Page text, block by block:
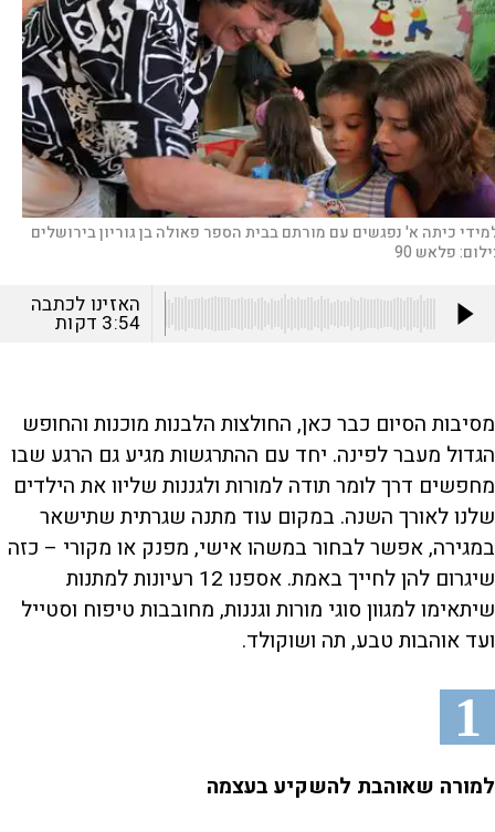
כיתה א' נפגשים עם מורתם בבית הספר פאולה בן גוריון בירושלים
פלאש 90
האזינו לכתבה
3:54 דקות
מסיבות הסיום כבר כאן, החולצות הלבנות מוכנות והחופש
הגדול מעבר לפינה. יחד עם ההתרגשות מגיע גם הרגע שבו
מחפשים דרך לומר תודה למורות ולגננות שליוו את הילדים
שלנו לאורך השנה. במקום עוד מתנה שגרתית שתישאר
במגירה, אפשר לבחור במשהו אישי, מפנק או מקורי – כזה
שיגרום להן לחייך באמת. אספנו 12 רעיונות למתנות
שיתאימו למגוון סוגי מורות וגננות, מחובבות טיפוח וסטייל
ועד אוהבות טבע, תה ושוקולד.
1
למורה שאוהבת להשקיע בעצמה